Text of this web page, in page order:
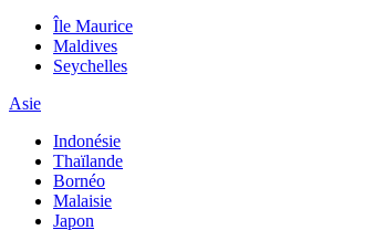
Île Maurice
Maldives
Seychelles
Asie
Indonésie
Thaïlande
Bornéo
Malaisie
Japon